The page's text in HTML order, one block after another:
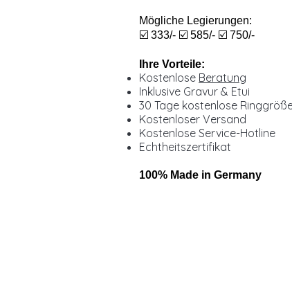
Mögliche Legierungen:
☑️ 333/- ☑️ 585/- ☑️ 750/-
Ihre Vorteile:
Kostenlose Beratung
Inklusive Gravur & Etui
30 Tage kostenlose
Kostenloser Versand
Kostenlose Service-Hotline
Echtheitszertifikat
100% Made in Germany